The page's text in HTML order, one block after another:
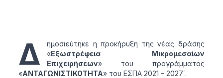
Δ
ημοσιεύτηκε η προκήρυξη της νέας δράσης
«Εξωστρέφεια Μικρομεσαίων
Επιχειρήσεων» του προγράμματος
«ΑΝΤΑΓΩΝΙΣΤΙΚΟΤΗΤΑ» του ΕΣΠΑ 2021 – 2027΄.